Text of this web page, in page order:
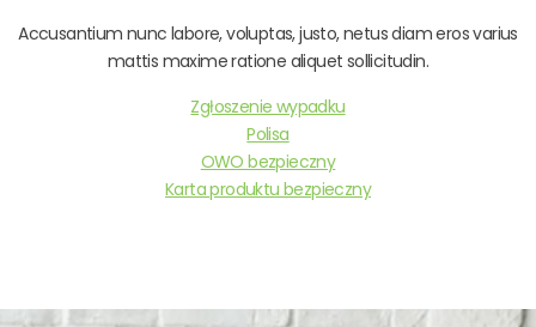
Accusantium nunc labore, voluptas, justo, netus diam eros varius
mattis maxime ratione aliquet sollicitudin.
Zgłoszenie wypadku
Polisa
OWO bezpieczny
Karta produktu bezpieczny